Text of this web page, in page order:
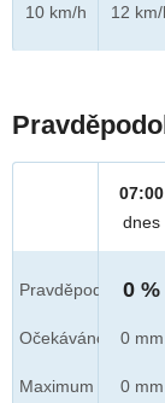
10 km/h
12 km/
Pravděpod.
Očekáváno
Maximum
07:00
dnes
0 %
0 mm
0 mm